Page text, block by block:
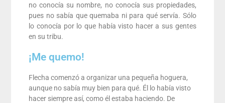
no conocía su nombre, no conocía sus propiedades,
pues no sabía que quemaba ni para qué servía. Sólo
lo conocía por lo que había visto hacer a sus gentes
en su tribu.
¡Me quemo!
Flecha comenzó a organizar una pequeña hoguera,
aunque no sabía muy bien para qué. Él lo había visto
hacer siempre así, como él estaba haciendo. De